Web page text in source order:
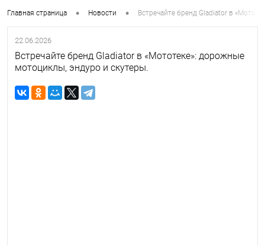
Главная страница • Новости • Встречайте бренд Gladiator в
22.06.2026
Встречайте бренд Gladiator в «Мототеке»: дорожные
мотоциклы, эндуро и скутеры.